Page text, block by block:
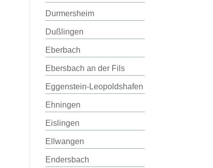
Durmersheim
Dußlingen
Eberbach
Ebersbach an der Fils
Eggenstein-Leopoldshafen
Ehningen
Eislingen
Ellwangen
Endersbach